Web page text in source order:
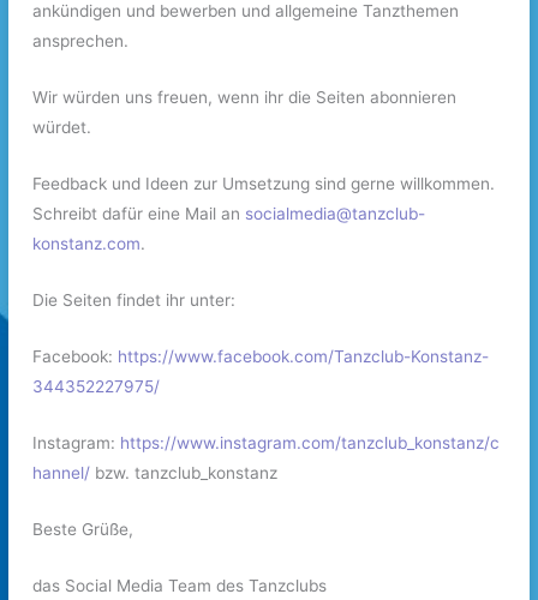
ankündigen und bewerben und allgemeine Tanzthemen
ansprechen.
Wir würden uns freuen, wenn ihr die Seiten abonnieren
würdet.
Feedback und Ideen zur Umsetzung sind gerne willkommen.
Schreibt dafür eine Mail an socialmedia@tanzclub-
konstanz.com.
Die Seiten findet ihr unter:
Facebook: https://www.facebook.com/Tanzclub-Konstanz-
344352227975/
Instagram: https://www.instagram.com/tanzclub_konstanz/c
hannel/ bzw. tanzclub_konstanz
Beste Grüße,
das Social Media Team des Tanzclubs